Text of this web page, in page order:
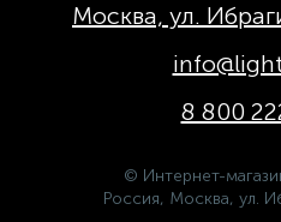
Москва, ул.
8 800
© Интернет-
Россия, Москва, ул.